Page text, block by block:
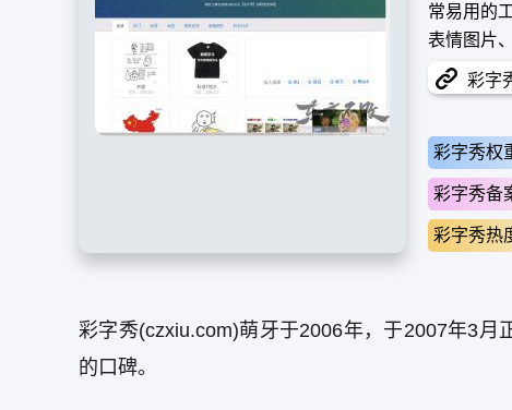
常易用的
表情图片
输入文字
彩字
彩字秀权
彩字秀备
彩字秀热
彩字秀(czxiu.com)萌牙于2006年，于2007年3
的口碑。